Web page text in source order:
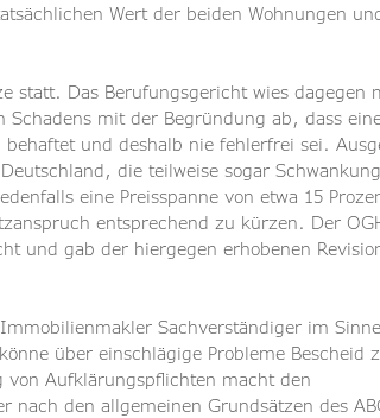
Wert der beiden Wohnungen
statt. Das Berufungsgericht wies dagegen
mit der Begründung ab, dass
und deshalb nie fehlerfrei sei.
die teilweise sogar
eine Preisspanne von etwa 15
entsprechend zu kürzen. Der
und gab der hiergegen erhobenen
Sachverständiger im
über einschlägige Probleme Bescheid
Aufklärungspflichten macht den
den allgemeinen Grundsätzen des